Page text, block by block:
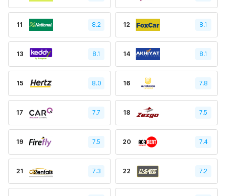
11 8.2 12 8.1
13 8.1 14 8.1
15 8.0 16 7.8
17 7.7 18 7.5
19 7.5 20 7.4
21 7.3 22 7.2